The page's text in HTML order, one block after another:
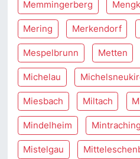
Memmingerberg
Mering Merkendorf
Mespelbrunn Metten
Michelau
Miesbach Miltach
Mindelheim Mintraching
Mistelgau